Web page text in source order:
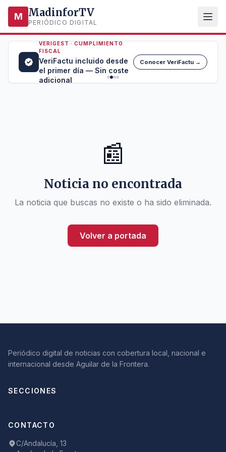
M MadinforTV
PERIÓDICO DIGITAL
VERIGEST · CUMPLIMIENTO
FISCAL
VeriFactu incluido desde
el primer día — Sin coste
adicional
Conocer VeriFactu →
📰
Noticia no encontrada
La noticia que buscas no existe o ha sido eliminada.
Volver a portada
Periódico digital de noticias con cobertura local, nacional e
internacional desde Aguilar de la Frontera.
SECCIONES
CONTACTO
C/Andalucía, 13